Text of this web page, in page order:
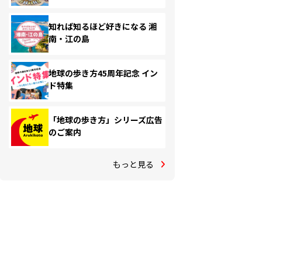
知れば知るほど好きになる 湘
南・江の島
地球の歩き方45周年記念 イン
ド特集
「地球の歩き方」シリーズ広告
のご案内
もっと見る